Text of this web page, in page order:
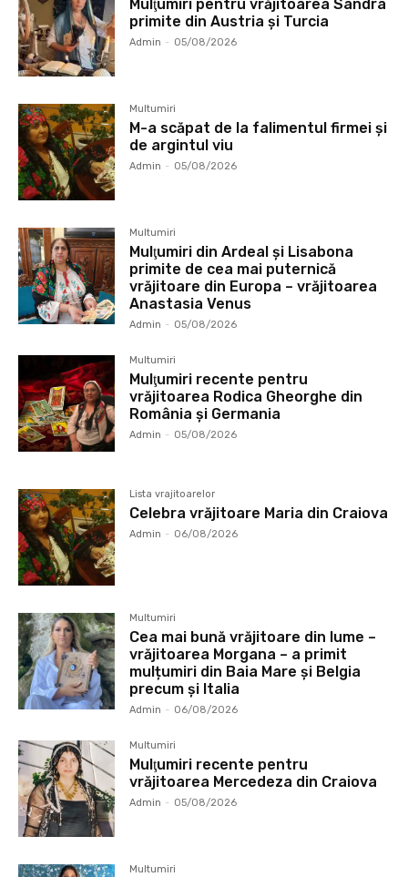
Mulţumiri pentru vrăjitoarea Sandra
primite din Austria și Turcia
Admin - 05/08/2026
Multumiri
M-a scăpat de la falimentul firmei și
de argintul viu
Admin - 05/08/2026
Multumiri
Mulţumiri din Ardeal și Lisabona
primite de cea mai puternică
vrăjitoare din Europa – vrăjitoarea
Anastasia Venus
Admin - 05/08/2026
Multumiri
Mulţumiri recente pentru
vrăjitoarea Rodica Gheorghe din
România și Germania
Admin - 05/08/2026
Lista vrajitoarelor
Celebra vrăjitoare Maria din Craiova
Admin - 06/08/2026
Multumiri
Cea mai bună vrăjitoare din lume –
vrăjitoarea Morgana – a primit
mulțumiri din Baia Mare și Belgia
precum și Italia
Admin - 06/08/2026
Multumiri
Mulţumiri recente pentru
vrăjitoarea Mercedeza din Craiova
Admin - 05/08/2026
Multumiri